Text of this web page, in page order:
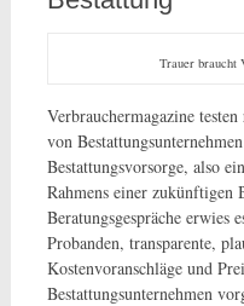
Trauer braucht
Verbrauchermagazine
von
Bestattungsvorsorge, also
Rahmens einer zukünftigen
Beratungsgespräche erwies
Probanden, transparente,
Kostenvoranschläge und
Bestattungsunternehmen